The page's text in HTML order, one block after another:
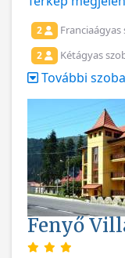
2 Franciaágyas
2 Kétágyas
További
Fenyő